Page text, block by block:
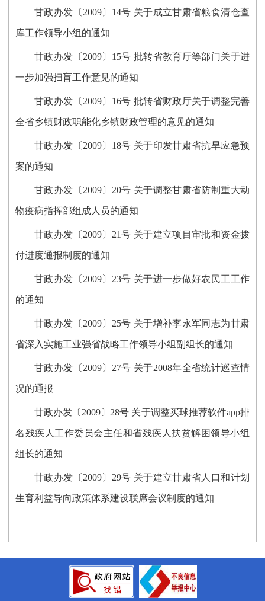
甘政办发〔2009〕14号 关于成立甘肃省粮食清仓查
库工作领导小组的通知
甘政办发〔2009〕15号 批转省教育厅等部门关于进
一步加强扫盲工作意见的通知
甘政办发〔2009〕16号 批转省财政厅关于调整完善
全省乡镇财政职能化乡镇财政管理的意见的通知
甘政办发〔2009〕18号 关于印发甘肃省抗旱应急预
案的通知
甘政办发〔2009〕20号 关于调整甘肃省防制重大动
物疫病指挥部组成人员的通知
甘政办发〔2009〕21号 关于建立项目审批和资金拨
付进度通报制度的通知
甘政办发〔2009〕23号 关于进一步做好农民工工作
的通知
甘政办发〔2009〕25号 关于增补李永军同志为甘肃
省深入实施工业强省战略工作领导小组副组长的通知
甘政办发〔2009〕27号 关于2008年全省统计巡查情
况的通报
甘政办发〔2009〕28号 关于调整买球推荐软件app排
名残疾人工作委员会主任和省残疾人扶贫解困领导小组
组长的通知
甘政办发〔2009〕29号 关于建立甘肃省人口和计划
生育利益导向政策体系建设联席会议制度的通知